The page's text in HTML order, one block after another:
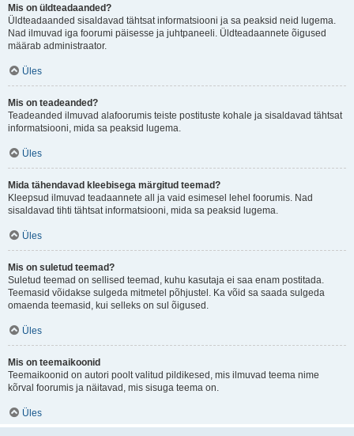
Mis on üldteadaanded?
Üldteadaanded sisaldavad tähtsat informatsiooni ja sa peaksid neid lugema.
Nad ilmuvad iga foorumi päisesse ja juhtpaneeli. Üldteadaannete õigused
määrab administraator.
Üles
Mis on teadeanded?
Teadeanded ilmuvad alafoorumis teiste postituste kohale ja sisaldavad tähtsat
informatsiooni, mida sa peaksid lugema.
Üles
Mida tähendavad kleebisega märgitud teemad?
Kleepsud ilmuvad teadaannete all ja vaid esimesel lehel foorumis. Nad
sisaldavad tihti tähtsat informatsiooni, mida sa peaksid lugema.
Üles
Mis on suletud teemad?
Suletud teemad on sellised teemad, kuhu kasutaja ei saa enam postitada.
Teemasid võidakse sulgeda mitmetel põhjustel. Ka võid sa saada sulgeda
omaenda teemasid, kui selleks on sul õigused.
Üles
Mis on teemaikoonid
Teemaikoonid on autori poolt valitud pildikesed, mis ilmuvad teema nime
kõrval foorumis ja näitavad, mis sisuga teema on.
Üles